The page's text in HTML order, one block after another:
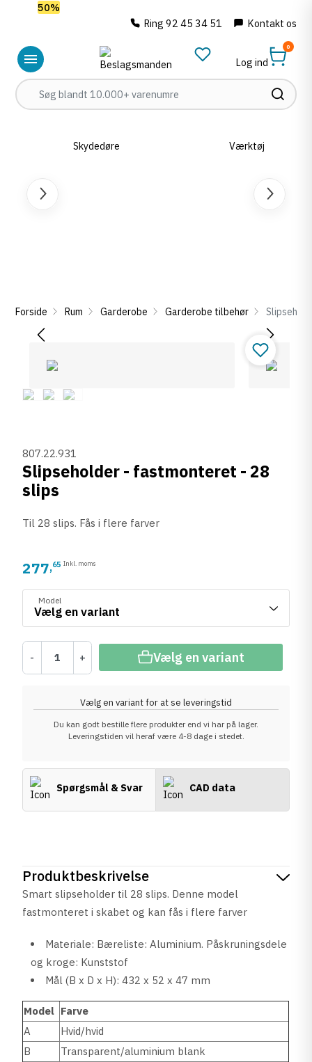
Spar50%
Ring 92 45 34 51
Kontakt os
Log ind
0
Skydedøre Værktøj
Forside Rum Garderobe Garderobe tilbehør
Produktbeskrivelse
Smart slipseholder til 28 slips. Denne model
fastmonteret i skabet og kan fås i flere farver
Materiale: Bæreliste: Aluminium. Påskruningsdele
og kroge: Kunststof
Mål (B x D x H): 432 x 52 x 47 mm
Model Farve
A
Hvid/hvid
B
Transparent/aluminium blank
807.22.931
Slipseholder - fastmonteret - 28
slips
Til 28 slips. Fås i flere farver
277,65 Inkl. moms
Model
- + Vælg en variant
Vælg en variant for at se leveringstid
Du kan godt bestille flere produkter end vi har på lager.
Leveringstiden vil heraf være 4-8 dage i stedet.
Spørgsmål & Svar CAD data